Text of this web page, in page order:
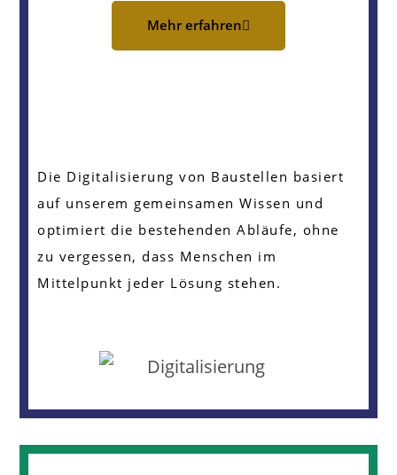
Mehr erfahren
Die Digitalisierung von Baustellen basiert
auf unserem gemeinsamen Wissen und
optimiert die bestehenden Abläufe, ohne
zu vergessen, dass Menschen im
Mittelpunkt jeder Lösung stehen.